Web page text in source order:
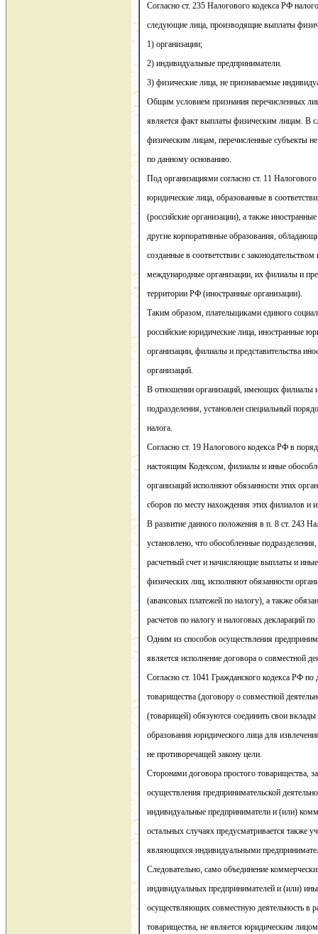
Согласно ст. 235 Налогового кодекса РФ
следующие лица, производящие выплаты
1) организации;
2) индивидуальные предприниматели.
3) физические лица, не признаваемые
Общим условием признания перечисленных
является факт выплаты физическим лицам. В
физическим лицам, перечисленные субъекты
по данному основанию.
Под организациями согласно ст. 11
юридические лица, образованные в
(российские организации), а также
другие корпоративные образования,
созданные в соответствии с
международные организации, их филиалы и
территории РФ (иностранные организации).
Таким образом, плательщиками единого
российские юридические лица, иностранные
организации, филиалы и представительства
организаций.
В отношении организаций, имеющих филиалы
подразделения, установлен специальный
налога.
Согласно ст. 19 Налогового кодекса РФ в
настоящим Кодексом, филиалы и иные
организаций исполняют обязанности этих
сборов по месту нахождения этих филиалов и
В развитие данного положения в п. 8 ст. 243
установлено, что обособленные
расчетный счет и начисляющие выплаты и
физических лиц, исполняют обязанности
(авансовых платежей по налогу), а также
расчетов по налогу и налоговых деклараций
Одним из способов осуществления
является исполнение договора о совместной
Согласно ст. 1041 Гражданского кодекса РФ по
товарищества (договору о совместной
(товарищей) обязуются соединить свои вклады
образования юридического лица для
не противоречащей закону цели.
Сторонами договора простого товарищества,
осуществления предпринимательской
индивидуальные предприниматели и (или)
остальных случаях предусматривается также
являющихся индивидуальными
Следовательно, само объединение
индивидуальных предпринимателей и (или)
осуществляющих совместную деятельность в
товарищества, не является юридическим